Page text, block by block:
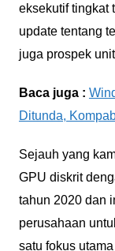
eksekutif tingkat
update tentang
juga prospek
Baca juga :
Ditunda,
Sejauh yang
GPU diskrit
tahun 2020 dan
perusahaan
satu fokus